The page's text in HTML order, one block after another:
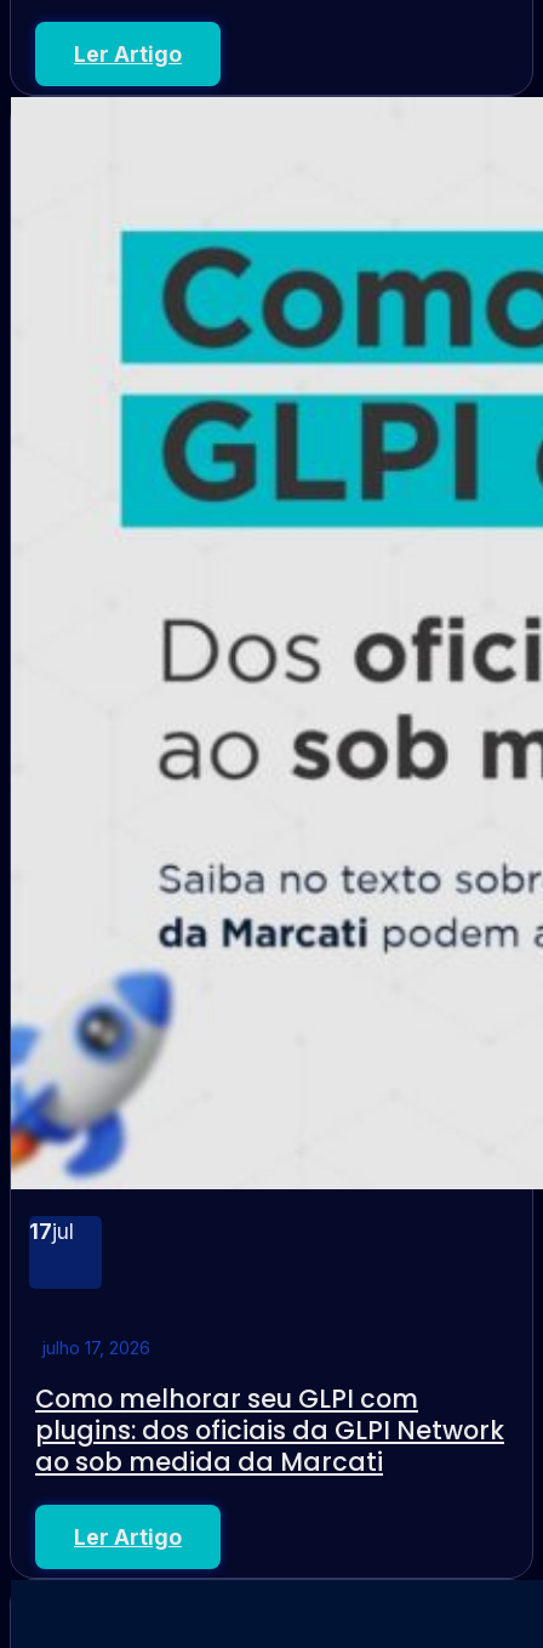
Ler Artigo
17jul
julho 17, 2026
Como melhorar seu GLPI com
plugins: dos oficiais da GLPI Network
ao sob medida da Marcati
Ler Artigo